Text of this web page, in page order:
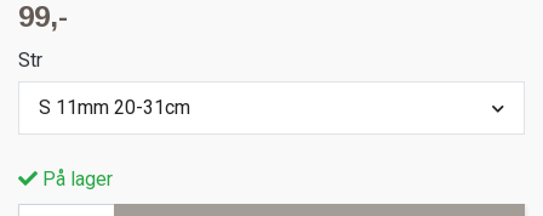
99,-
Str
S 11mm 20-31cm
På lager